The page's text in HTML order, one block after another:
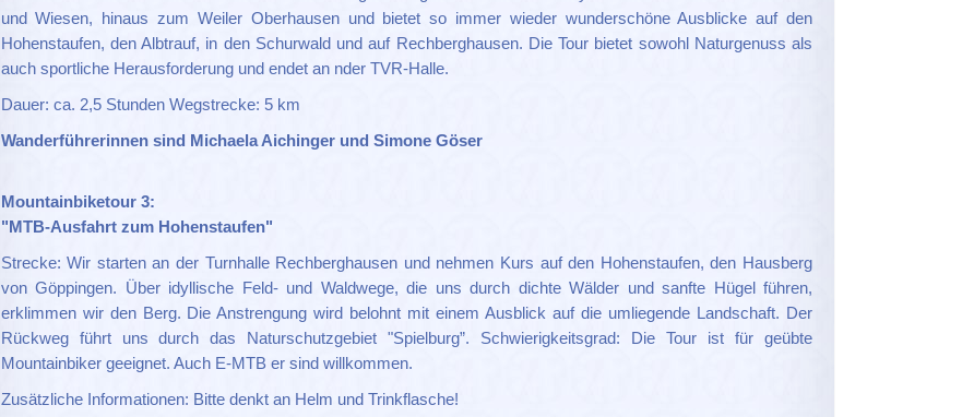
und Wiesen, hinaus zum Weiler Oberhausen und bietet so immer wieder wunderschöne Ausblicke auf den
Hohenstaufen, den Albtrauf, in den Schurwald und auf Rechberghausen. Die Tour bietet sowohl Naturgenuss als
auch sportliche Herausforderung und endet an nder TVR-Halle.
Dauer: ca. 2,5 Stunden Wegstrecke: 5 km
Wanderführerinnen sind Michaela Aichinger und Simone Göser
Mountainbiketour 3:
"MTB-Ausfahrt zum Hohenstaufen"
Strecke: Wir starten an der Turnhalle Rechberghausen und nehmen Kurs auf den Hohenstaufen, den Hausberg
von Göppingen. Über idyllische Feld- und Waldwege, die uns durch dichte Wälder und sanfte Hügel führen,
erklimmen wir den Berg. Die Anstrengung wird belohnt mit einem Ausblick auf die umliegende Landschaft. Der
Rückweg führt uns durch das Naturschutzgebiet "Spielburg”. Schwierigkeitsgrad: Die Tour ist für geübte
Mountainbiker geeignet. Auch E-MTB er sind willkommen.
Zusätzliche Informationen: Bitte denkt an Helm und Trinkflasche!